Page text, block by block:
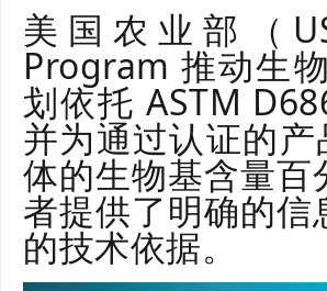
美国农业部（
Program 推动生
划依托 ASTM
并为通过认证的
体的生物基含量
者提供了明确的
的技术依据。